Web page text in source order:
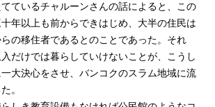
ているチャルーンさんの話によると、この
年以上も前からできはじめ、大半の住民は
の移住者であるとのことであった。それ
だけでは暮らしていけないことが、こうし
大決心をさせ、バンコクのスラム地域に流
。